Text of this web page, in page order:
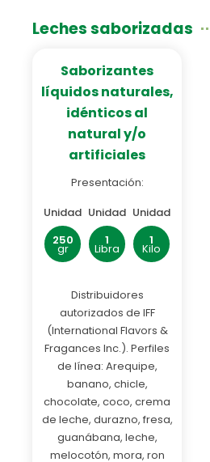
Leches saborizadas
Saborizantes
líquidos naturales,
idénticos al
natural y/o
artificiales
Presentación:
Unidad
250
gr
Unidad
1
Libra
Unidad
1
Kilo
Distribuidores
autorizados de IFF
(International Flavors &
Fragances Inc.). Perfiles
de línea: Arequipe,
banano, chicle,
chocolate, coco, crema
de leche, durazno, fresa,
guanábana, leche,
melocotón, mora, ron